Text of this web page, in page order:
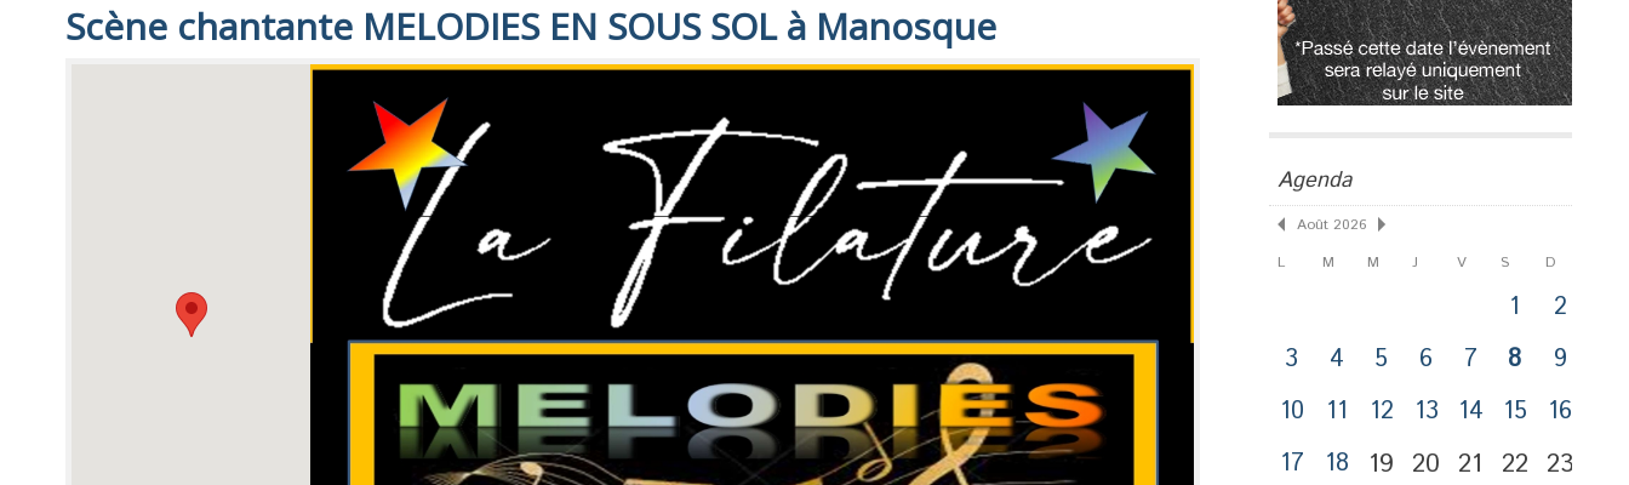
Scène chantante MELODIES EN SOUS SOL à Manosque
Agenda
Août 2026
L
M M J V S D
1
2
3
4 5 6 7 8
9
10
11 12 13 14 15
16
17
18 19 20 21 22 23